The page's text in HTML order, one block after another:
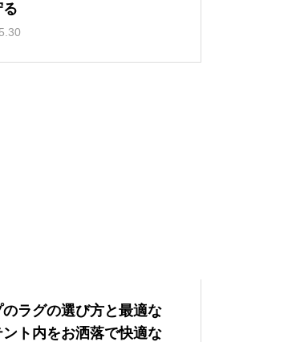
ラグの選び方と最適な
ト内をお洒落で快適な